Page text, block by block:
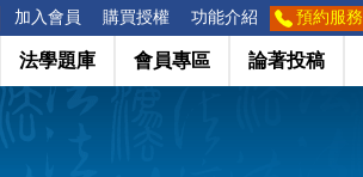
加入會員 購買授權 功能介紹 預約服務
法學題庫 會員專區 論著投稿